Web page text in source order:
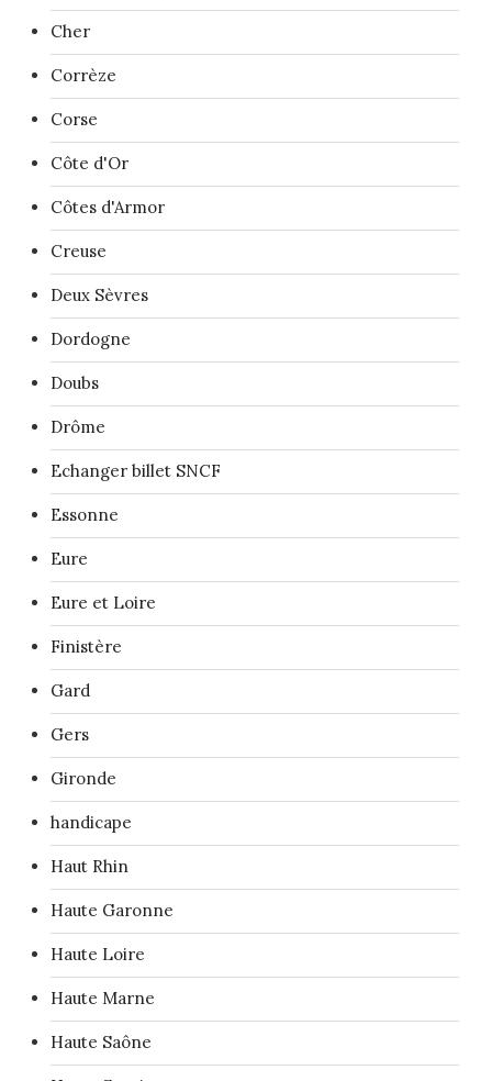
Cher
Corrèze
Corse
Côte d'Or
Côtes d'Armor
Creuse
Deux Sèvres
Dordogne
Doubs
Drôme
Echanger billet SNCF
Essonne
Eure
Eure et Loire
Finistère
Gard
Gers
Gironde
handicape
Haut Rhin
Haute Garonne
Haute Loire
Haute Marne
Haute Saône